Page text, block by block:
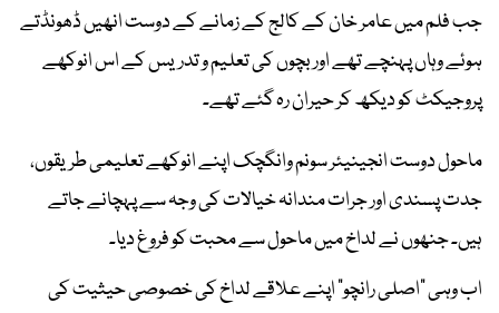
جب فلم میں عامر خان کے کالج کے زمانے کے دوست انھیں ڈھونڈتے
ہوئے وہاں پہنچے تھے اور بچوں کی تعلیم و تدریس کے اس انوکھے
پروجیکٹ کو دیکھ کر حیران رہ گئے تھے۔
ماحول دوست انجینیئر سونم وانگچک اپنے انوکھے تعلیمی طریقوں،
جدت پسندی اور جرات مندانہ خیالات کی وجہ سے پہچانے جاتے
ہیں۔ جنھوں نے لداخ میں ماحول سے محبت کو فروغ دیا۔
اب وہی "اصلی رانچو" اپنے علاقے لداخ کی خصوصی حیثیت کی